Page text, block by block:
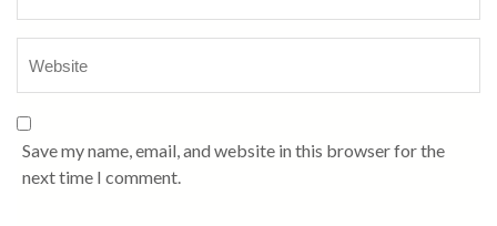
Save my name, email, and website in this browser for the
next time I comment.